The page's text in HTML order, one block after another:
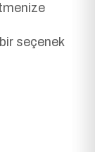
seçenek